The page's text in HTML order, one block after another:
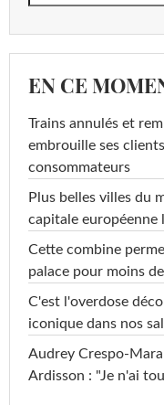
EN CE
Trains annulés et
embrouille ses
consommateurs
Plus belles villes du
capitale européenne
Cette combine
palace pour moins
C'est l'overdose
iconique dans nos
Audrey Crespo-
Ardisson : "Je n'ai